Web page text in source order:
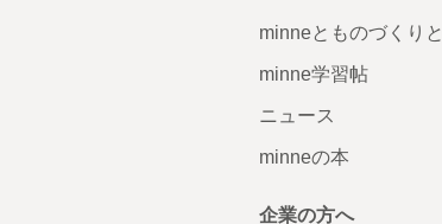
minneとものづくりと
minne学習帖
ニュース
minneの本
企業の方へ